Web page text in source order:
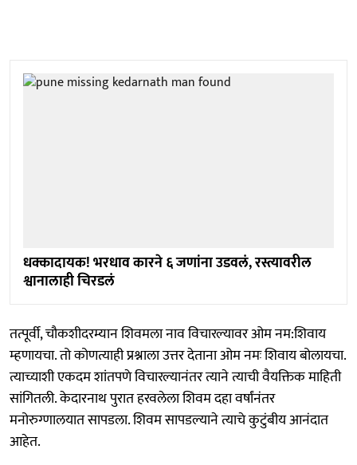
धक्कादायक! भरधाव कारने ६ जणांना उडवलं, रस्त्यावरील
श्वानालाही चिरडलं
तत्पूर्वी, चौकशीदरम्यान शिवमला नाव विचारल्यावर ओम नम:शिवाय
म्हणायचा. तो कोणत्याही प्रश्नाला उत्तर देताना ओम नमः शिवाय बोलायचा.
त्याच्याशी एकदम शांतपणे विचारल्यानंतर त्याने त्याची वैयक्तिक माहिती
सांगितली. केदारनाथ पुरात हरवलेला शिवम दहा वर्षांनंतर
मनोरुग्णालयात सापडला. शिवम सापडल्याने त्याचे कुटुंबीय आनंदात
आहेत.